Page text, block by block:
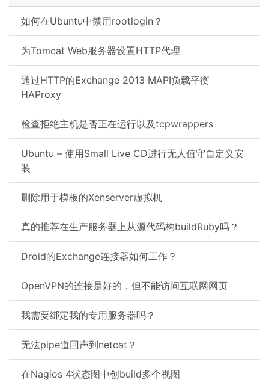
如何在Ubuntu中禁用rootlogin？
为Tomcat Web服务器设置HTTP代理
通过HTTP的Exchange 2013 MAPI负载平衡
HAProxy
检查拒绝主机是否正在运行以及tcpwrappers
Ubuntu – 使用Small Live CD进行无人值守自定义安
装
删除用于模板的Xenserver虚拟机
真的推荐在生产服务器上从源代码构buildRuby吗？
Droid的Exchange连接器如何工作？
OpenVPN的连接是好的，但不能访问互联网网页
我需要绑定我的专用服务器吗？
无法pipe道回声到netcat？
在Nagios 4状态图中创build多个视图